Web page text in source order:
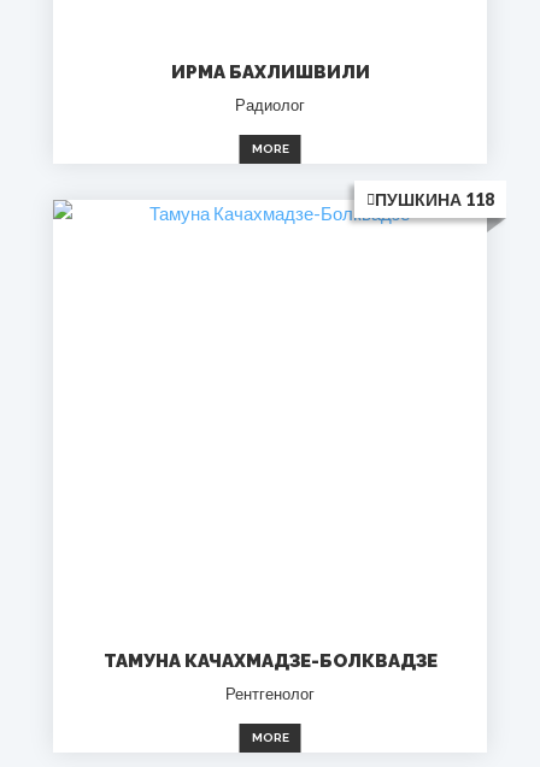
ИРМА БАХЛИШВИЛИ
Радиолог
MORE
ПУШКИНА 118
ТАМУНА КАЧАХМАДЗЕ-БОЛКВАДЗЕ
Рентгенолог
MORE